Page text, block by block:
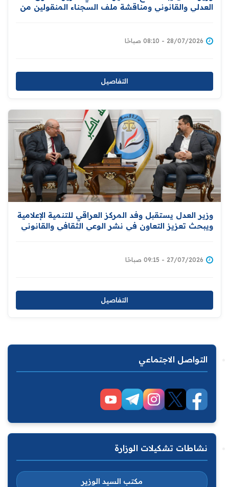
العدلي والقانوني ومناقشة ملف السجناء المنقولين من
28/07/2026 - 08:10 صباحًا
التفاصيل
وزير العدل يستقبل وفد المركز العراقي للتنمية الإعلامية
ويبحث تعزيز التعاون في نشر الوعي الثقافي والقانوني
27/07/2026 - 09:15 صباحًا
التفاصيل
التواصل الاجتماعي
نشاطات تشكيلات الوزارة
مكتب السيد الوزير